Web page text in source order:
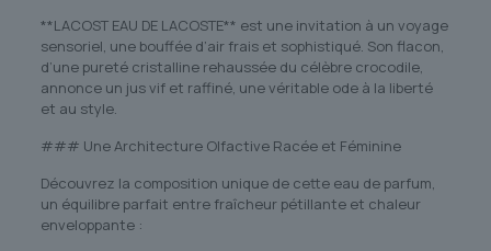
**LACOST EAU DE LACOSTE** est une invitation à un voyage
sensoriel, une bouffée d’air frais et sophistiqué. Son flacon,
d’une pureté cristalline rehaussée du célèbre crocodile,
annonce un jus vif et raffiné, une véritable ode à la liberté
et au style.
### Une Architecture Olfactive Racée et Féminine
Découvrez la composition unique de cette eau de parfum,
un équilibre parfait entre fraîcheur pétillante et chaleur
enveloppante :